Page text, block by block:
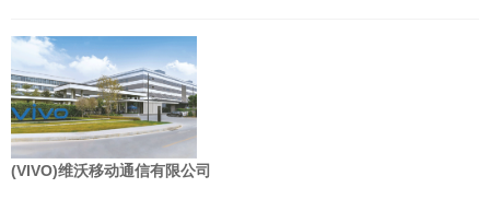
(VIVO)维沃移动通信有限公司